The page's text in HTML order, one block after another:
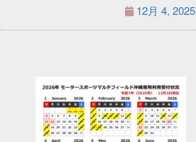
12月 4, 2025